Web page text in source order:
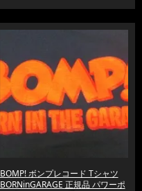
BOMP! ボンプレコード Tシャツ
BORNinGARAGE 正規品 パワーポ